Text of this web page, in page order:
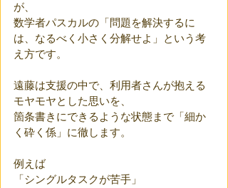
が、
数学者パスカルの「問題を解決するに
は、なるべく小さく分解せよ」という考
え方です。
遠藤は支援の中で、利用者さんが抱える
モヤモヤとした思いを、
箇条書きにできるような状態まで「細か
く砕く係」に徹します。
例えば
「シングルタスクが苦手」